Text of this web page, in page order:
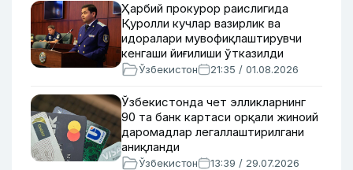
Ҳарбий прокурор раислигида
Қуролли кучлар вазирлик ва
идоралари мувофиқлаштирувчи
кенгаши йиғилиши ўтказилди
Ўзбекистон 21:35 / 01.08.2026
Ўзбекистонда чет элликларнинг
90 та банк картаси орқали жиноий
даромадлар легаллаштирилгани
аниқланди
Ўзбекистон 13:39 / 29.07.2026